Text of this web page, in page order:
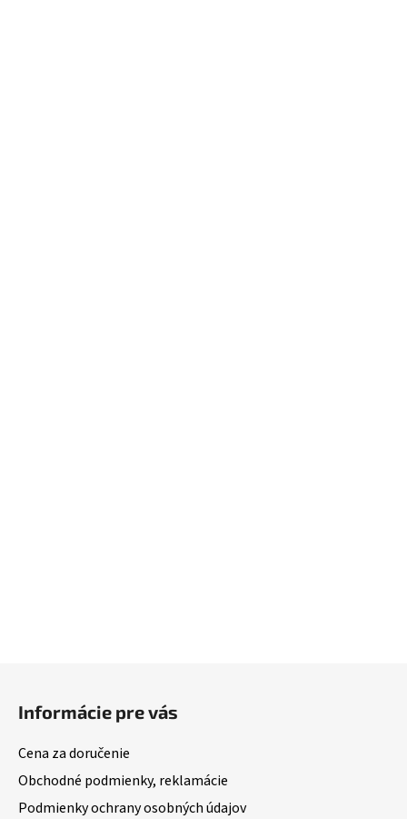
Informácie pre vás
Cena za doručenie
Obchodné podmienky, reklamácie
Podmienky ochrany osobných údajov